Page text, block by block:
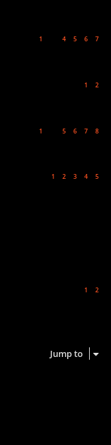
1 4 5 6 7
1 2
1 5 6 7 8
1 2 3 4 5
1 2
Jump to